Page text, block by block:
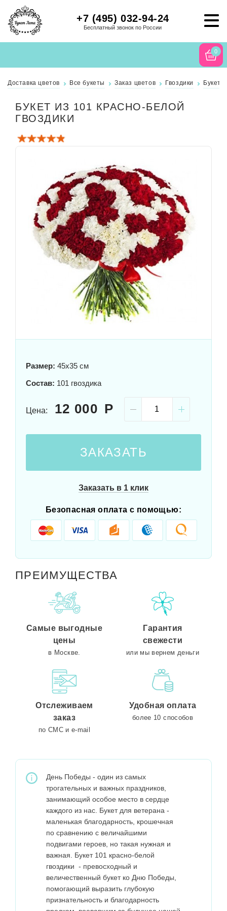
+7 (495) 032-94-24
Бесплатный звонок по России
0
Доставка цветов Все букеты Заказ цветов Гвоздики Букет
БУКЕТ ИЗ 101 КРАСНО-БЕЛОЙ
ГВОЗДИКИ
Размер: 45x35 см
Состав: 101 гвоздика
Цена: 12 000
ЗАКАЗАТЬ
Заказать в 1 клик
Безопасная оплата с помощью:
ПРЕИМУЩЕСТВА
Самые выгодные
цены
в Москве.
Гарантия
свежести
или мы вернем деньги
Отслеживаем
заказ
по СМС и e-mail
Удобная оплата
более 10 способов
День Победы - один из самых
трогательных и важных праздников,
занимающий особое место в сердце
каждого из нас. Букет для ветерана -
маленькая благодарность, крошечная
по сравнению с величайшими
подвигами героев, но такая нужная и
важная. Букет 101 красно-белой
гвоздики - превосходный и
величественный букет ко Дню Победы,
помогающий выразить глубокую
признательность и благодарность